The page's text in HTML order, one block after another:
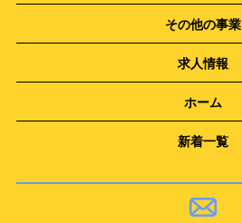
その他の事業
求人情報
ホーム
新着一覧